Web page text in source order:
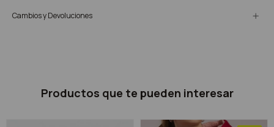
Cambios y Devoluciones
Productos que te pueden interesar